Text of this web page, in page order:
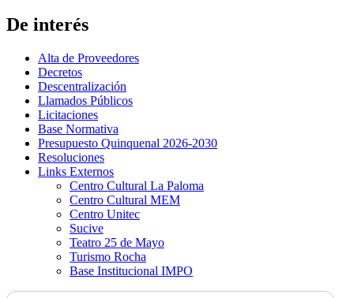
De interés
Alta de Proveedores
Decretos
Descentralización
Llamados Públicos
Licitaciones
Base Normativa
Presupuesto Quinquenal 2026-2030
Resoluciones
Links Externos
Centro Cultural La Paloma
Centro Cultural MEM
Centro Unitec
Sucive
Teatro 25 de Mayo
Turismo Rocha
Base Institucional IMPO